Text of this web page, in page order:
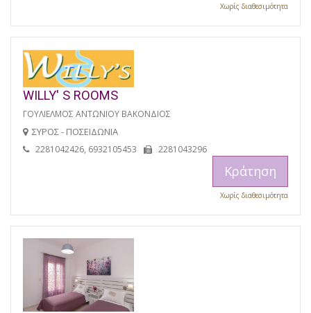
Χωρίς διαθεσιμότητα
WILLY' S ROOMS
ΓΟΥΛΙΕΛΜΟΣ ΑΝΤΩΝΙΟΥ ΒΑΚΟΝΔΙΟΣ
ΣΥΡΟΣ - ΠΟΣΕΙΔΩΝΙΑ
2281042426, 6932105453 2281043296
Κράτηση
Χωρίς διαθεσιμότητα